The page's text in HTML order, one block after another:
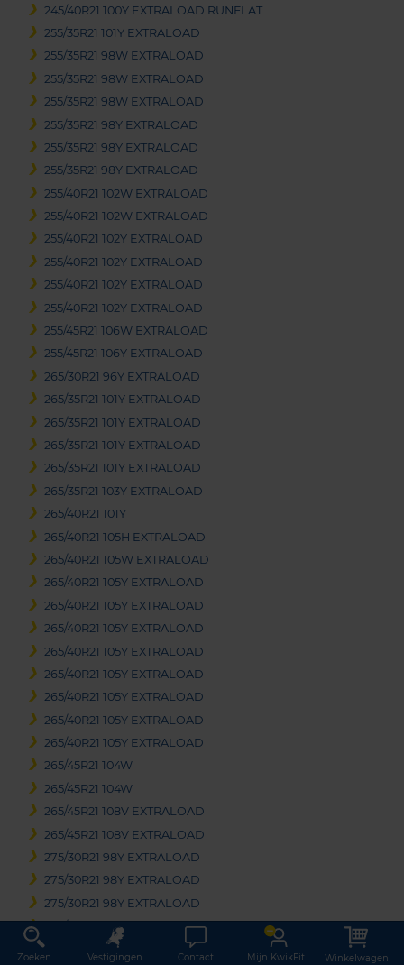
245/40R21 100Y EXTRALOAD RUNFLAT
255/35R21 101Y EXTRALOAD
255/35R21 98W EXTRALOAD
255/35R21 98W EXTRALOAD
255/35R21 98W EXTRALOAD
255/35R21 98Y EXTRALOAD
255/35R21 98Y EXTRALOAD
255/35R21 98Y EXTRALOAD
255/40R21 102W EXTRALOAD
255/40R21 102W EXTRALOAD
255/40R21 102Y EXTRALOAD
255/40R21 102Y EXTRALOAD
255/40R21 102Y EXTRALOAD
255/40R21 102Y EXTRALOAD
255/45R21 106W EXTRALOAD
255/45R21 106Y EXTRALOAD
265/30R21 96Y EXTRALOAD
265/35R21 101Y EXTRALOAD
265/35R21 101Y EXTRALOAD
265/35R21 101Y EXTRALOAD
265/35R21 101Y EXTRALOAD
265/35R21 103Y EXTRALOAD
265/40R21 101Y
265/40R21 105H EXTRALOAD
265/40R21 105W EXTRALOAD
265/40R21 105Y EXTRALOAD
265/40R21 105Y EXTRALOAD
265/40R21 105Y EXTRALOAD
265/40R21 105Y EXTRALOAD
265/40R21 105Y EXTRALOAD
265/40R21 105Y EXTRALOAD
265/40R21 105Y EXTRALOAD
265/40R21 105Y EXTRALOAD
265/45R21 104W
265/45R21 104W
265/45R21 108V EXTRALOAD
265/45R21 108V EXTRALOAD
275/30R21 98Y EXTRALOAD
275/30R21 98Y EXTRALOAD
275/30R21 98Y EXTRALOAD
275/30R21 98Y EXTRALOAD RUNFLAT
275/35R21 103W EXTRALOAD
Zoeken Vestigingen Contact Mijn KwikFit Winkelwagen